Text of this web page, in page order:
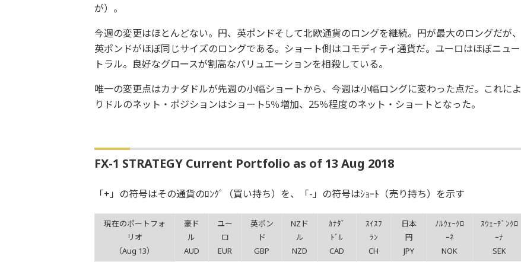
が）。
今週の変更はほとんどない。円、英ポンドそして北欧通貨のロングを継続。円が最大のロングだが、
英ポンドがほぼ同じサイズのロングである。ショート側はコモディティ通貨だ。ユーロはほぼニュー
トラル。良好なグロースが割高なバリュエーションを相殺している。
唯一の変更点はカナダドルが先週の小幅ショートから、今週は小幅ロングに変わった点だ。これによ
りドルのネット・ポジションはショート5％増加、25％程度のネット・ショートとなった。
FX-1 STRATEGY Current Portfolio as of 13 Aug 2018
「+」の符号はその通貨のﾛﾝｸﾞ（買い持ち）を、「-」の符号はｼｮｰﾄ（売り持ち）を示す
現在のポートフォ
リオ
（Aug 13）
豪ド
ル
AUD
ユー
ロ
EUR
英ポン
ド
GBP
NZド
ル
NZD
ｶﾅﾀﾞ
ﾄﾞﾙ
CAD
ｽｲｽﾌ
ﾗﾝ
CH
日本
円
JPY
ﾉﾙｳｪｰｸﾛ
ｰﾈ
NOK
ｽｳｪｰﾃﾞﾝｸﾛ
ｰﾅ
SEK